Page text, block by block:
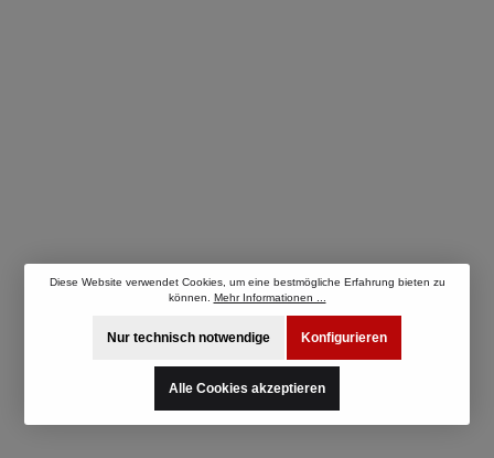
Diese Website verwendet Cookies, um eine bestmögliche Erfahrung bieten zu
können. Mehr Informationen ...
Nur technisch notwendige Konfigurieren
Alle Cookies akzeptieren